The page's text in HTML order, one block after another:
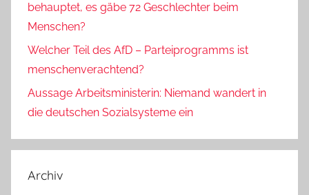
behauptet, es gäbe 72 Geschlechter beim
Menschen?
Welcher Teil des AfD – Parteiprogramms ist
menschenverachtend?
Aussage Arbeitsministerin: Niemand wandert in
die deutschen Sozialsysteme ein
Archiv